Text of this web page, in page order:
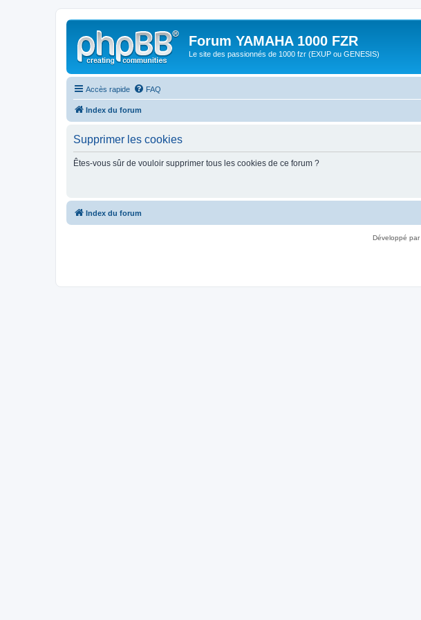
Forum YAMAHA 1000 FZR
Le site des passionnés de 1000 fzr (EXUP ou GENESIS)
Accès rapide FAQ
Index du forum
Supprimer les cookies
Êtes-vous sûr de vouloir supprimer tous les cookies de ce forum ?
Index du forum
Développé par